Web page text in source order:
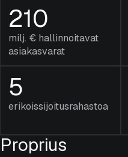
210
milj. € hallinnoitavat
asiakasvarat
5
erikoissijoitusrahastoa
Proprius